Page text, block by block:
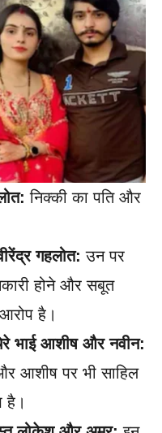
निक्की का पति और
गहलोत: उन पर
होने और सबूत
है।
भाई आशीष और नवीन:
आशीष पर भी साहिल
है।